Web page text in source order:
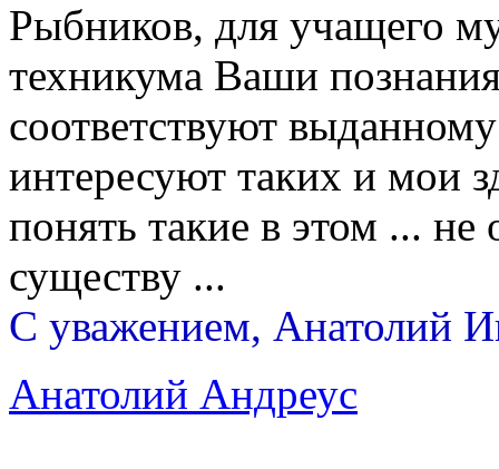
Рыбников, для учащего
техникума Ваши
соответствуют
интересуют таких и мои
понять такие в этом ... не
существу ...
С уважением, Анатолий
Анатолий Андреус